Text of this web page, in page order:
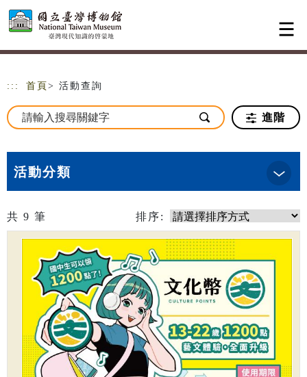
跳到主要內容
網站導覽
::: 首頁 > 活動查詢
進階
活動分類
共 9 筆 排序: